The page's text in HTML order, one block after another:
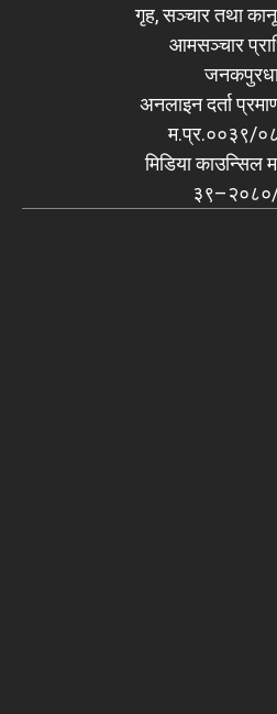
गृह, सञ्चार तथा
आमसञ्चार
अनलाइन दर्ता
म.प्र.००३९/
मिडिया